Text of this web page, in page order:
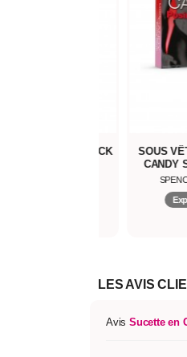
RAINBOW COCK
SOUS
CANDY
LES AVIS
Avis Sucette en